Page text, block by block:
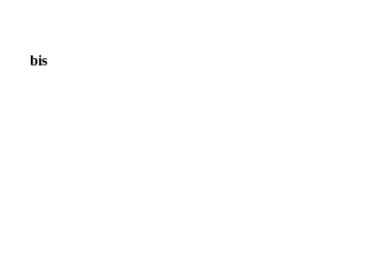
bis